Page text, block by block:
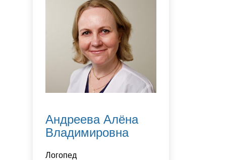
Андреева Алёна
Владимировна
Логопед